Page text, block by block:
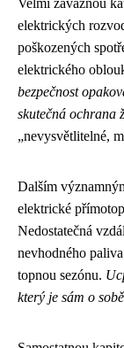
Velmi závažnou
elektrických
poškozených
elektrického
bezpečnost
skutečná ochrana
„nevysvětlitelné,
Dalším
elektrické
Nedostatečná
nevhodného
topnou sezónu.
který je sám o